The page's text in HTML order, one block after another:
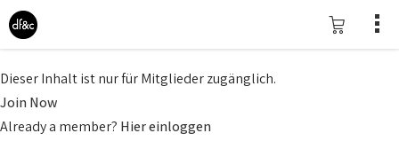
Dieser Inhalt ist nur für Mitglieder zugänglich.
Join Now
Already a member? Hier einloggen